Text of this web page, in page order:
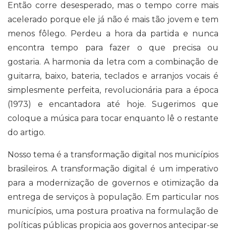
Então corre desesperado, mas o tempo corre mais
acelerado porque ele já não é mais tão jovem e tem
menos fôlego. Perdeu a hora da partida e nunca
encontra tempo para fazer o que precisa ou
gostaria. A harmonia da letra com a combinação de
guitarra, baixo, bateria, teclados e arranjos vocais é
simplesmente perfeita, revolucionária para a época
(1973) e encantadora até hoje. Sugerimos que
coloque a música para tocar enquanto lê o restante
do artigo.
Nosso tema é a transformação digital nos municípios
brasileiros. A transformação digital é um imperativo
para a modernização de governos e otimização da
entrega de serviços à população. Em particular nos
municípios, uma postura proativa na formulação de
políticas públicas propicia aos governos antecipar-se